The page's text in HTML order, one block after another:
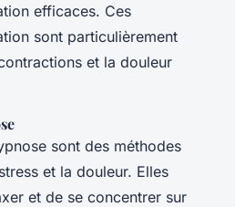
efficaces. Ces
sont particulièrement
et la douleur
sont des méthodes
et la douleur. Elles
et de se concentrer sur